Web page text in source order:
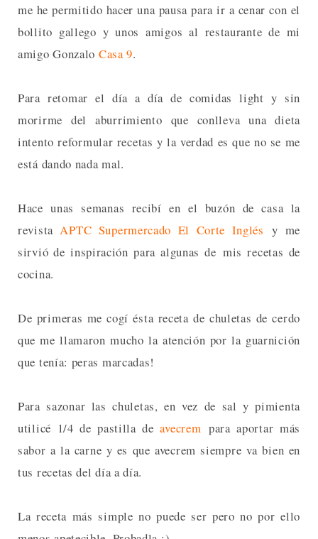
me he permitido hacer una pausa para ir a cenar con el
bollito gallego y unos amigos al restaurante de mi
amigo Gonzalo Casa 9.
Para retomar el día a día de comidas light y sin
morirme del aburrimiento que conlleva una dieta
intento reformular recetas y la verdad es que no se me
está dando nada mal.
Hace unas semanas recibí en el buzón de casa la
revista APTC Supermercado El Corte Inglés y me
sirvió de inspiración para algunas de mis recetas de
cocina.
De primeras me cogí ésta receta de chuletas de cerdo
que me llamaron mucho la atención por la guarnición
que tenía: peras marcadas!
Para sazonar las chuletas, en vez de sal y pimienta
utilicé 1/4 de pastilla deavecrem para aportar más
sabor a la carne y es que avecrem siempre va bien en
tus recetas del día a día.
La receta más simple no puede ser pero no por ello